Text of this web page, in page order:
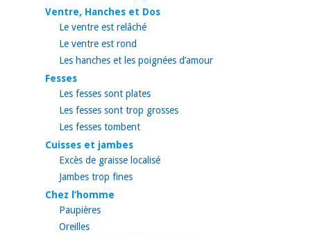
Ventre, Hanches et Dos
Le ventre est relâché
Le ventre est rond
Les hanches et les poignées d’amour
Fesses
Les fesses sont plates
Les fesses sont trop grosses
Les fesses tombent
Cuisses et jambes
Excès de graisse localisé
Jambes trop fines
Chez l’homme
Paupières
Oreilles